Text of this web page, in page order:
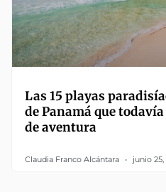
Las 15 playas
de Panamá que
de aventura
Claudia Franco Alcántara junio 25,